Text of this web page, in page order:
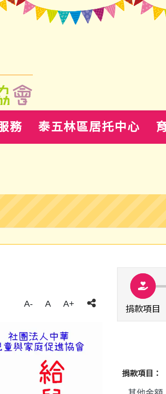
務 泰五林區居托中心
A- A A+
捐款項目
捐款項目：